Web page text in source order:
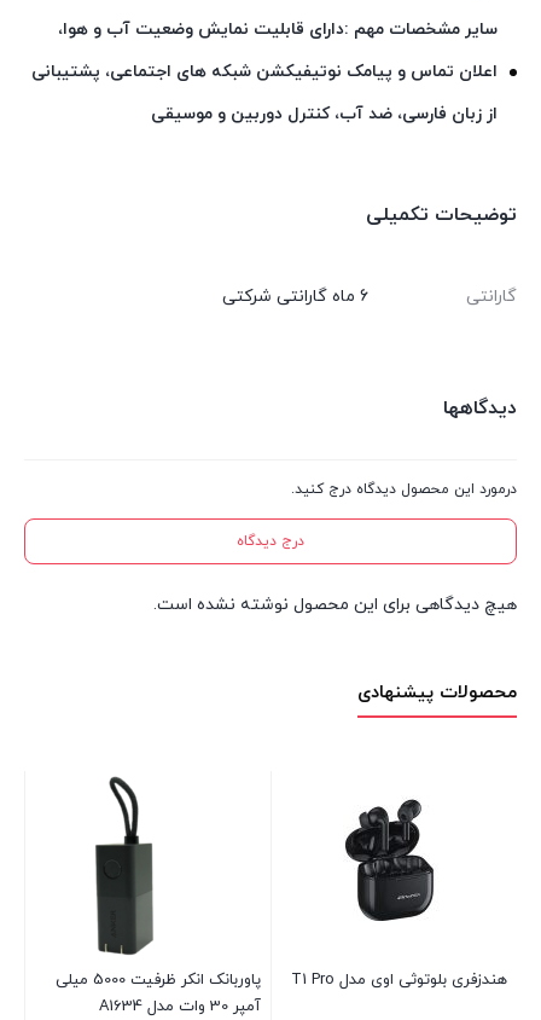
سایر مشخصات مهم :دارای قابلیت نمایش وضعیت آب و هوا،
اعلان تماس و پیامک نوتیفیکشن شبکه های اجتماعی، پشتیبانی
از زبان فارسی، ضد آب، کنترل دوربین و موسیقی
توضیحات تکمیلی
گارانتی 6 ماه گارانتی شرکتی
دیدگاهها
درمورد این محصول دیدگاه درج کنید.
درج دیدگاه
هیچ دیدگاهی برای این محصول نوشته نشده است.
محصولات پیشنهادی
هندزفری بلوتوثی اوی مدل T1 Pro
پاوربانک انکر ظرفیت 5000 میلی
آمپر 30 وات مدل A1634